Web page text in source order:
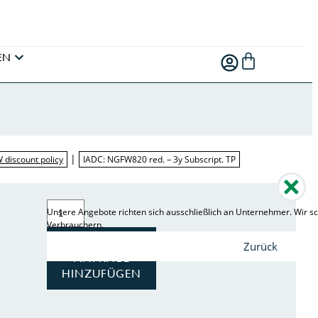
discount policy | IADC: NGFW820 red. – 3y Subscript. TP
ANFRAGE
HINZUFÜGEN
Unsere Angebote richten sich ausschließlich an Unternehmer. Wir
Verbrauchern.
Zurück